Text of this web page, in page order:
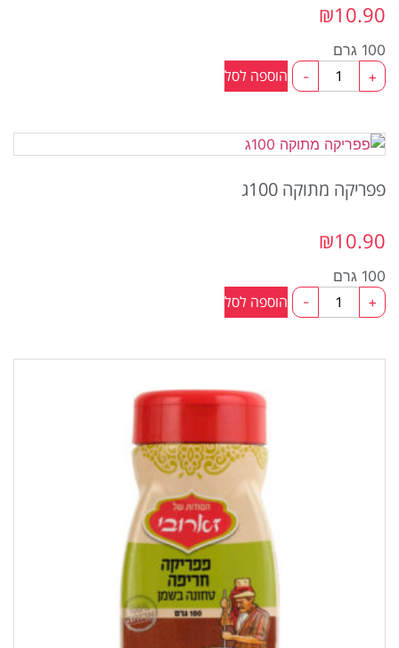
₪10.90
100 גרם
-
כמות
כורכום
+ הוספה לסל
פפריקה מתוקה 100ג
₪10.90
100 גרם
-
כמות
פפריקה
+ הוספה לסל